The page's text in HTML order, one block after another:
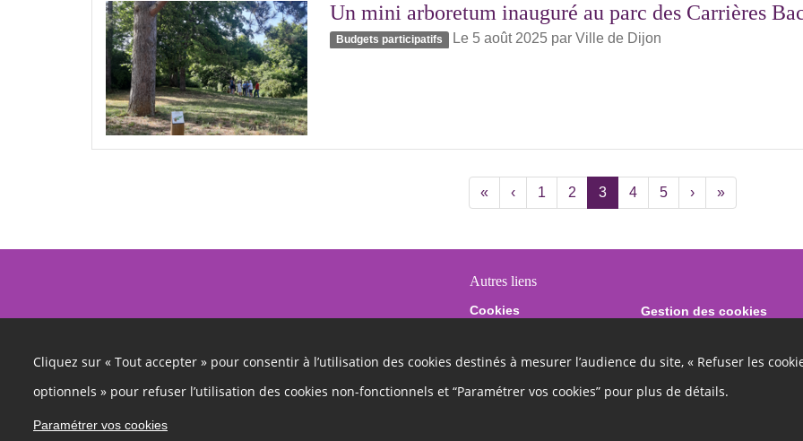
Un mini arboretum inauguré au parc des Carrières
Budgets participatifs Le 5 août 2025 parVille de Dijon
« ‹ 1 2 3 4 5 › »
Cliquez sur « Tout accepter » pour consentir à l’utilisation des cookies destinés à mesurer l’audience du site, « Refuser les
optionnels » pour refuser l’utilisation des cookies non-fonctionnels et “Paramétrer vos cookies” pour plus de détails.
Paramétrer vos cookies
Autres liens
Cookies Gestion des cookies